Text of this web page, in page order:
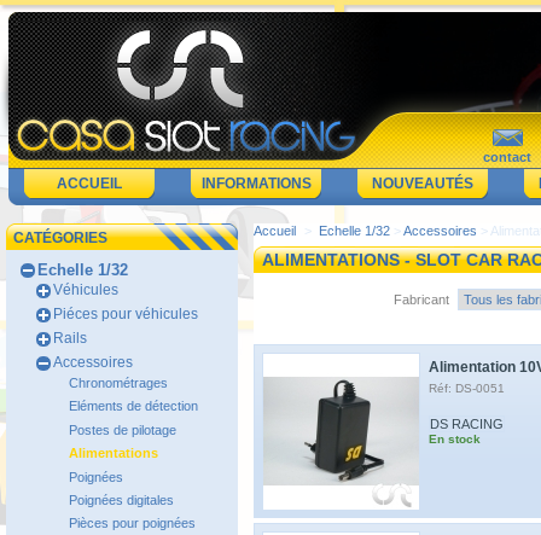
contact
ACCUEIL INFORMATIONS NOUVEAUTÉS
CATÉGORIES
Echelle 1/32
Véhicules
Piéces pour véhicules
Rails
Accessoires
Chronométrages
Eléments de détection
Postes de pilotage
Alimentations
Poignées
Poignées digitales
Pièces pour poignées
Accueil > Echelle 1/32 >Accessoires >
ALIMENTATIONS - SLOT CAR
Fabricant
Alimentation
Réf: DS-0051
DS RACING
En stock